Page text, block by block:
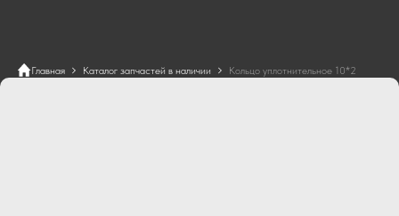
Главная Каталог запчастей в наличии Кольцо уплотнительное 10*2